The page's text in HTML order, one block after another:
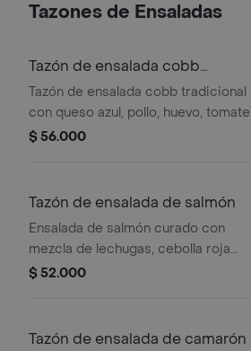
Tazones de Ensaladas
Tazón de ensalada cobb
tradicional
Tazón de ensalada cobb tradicional
con queso azul, pollo, huevo, tomate
cherry, maíz y lechuga.
$ 56.000
Tazón de ensalada de salmón
Ensalada de salmón curado con
mezcla de lechugas, cebolla roja
encurtida, crujiente de queso crema,
$ 52.000
Tazón de ensalada de camarón